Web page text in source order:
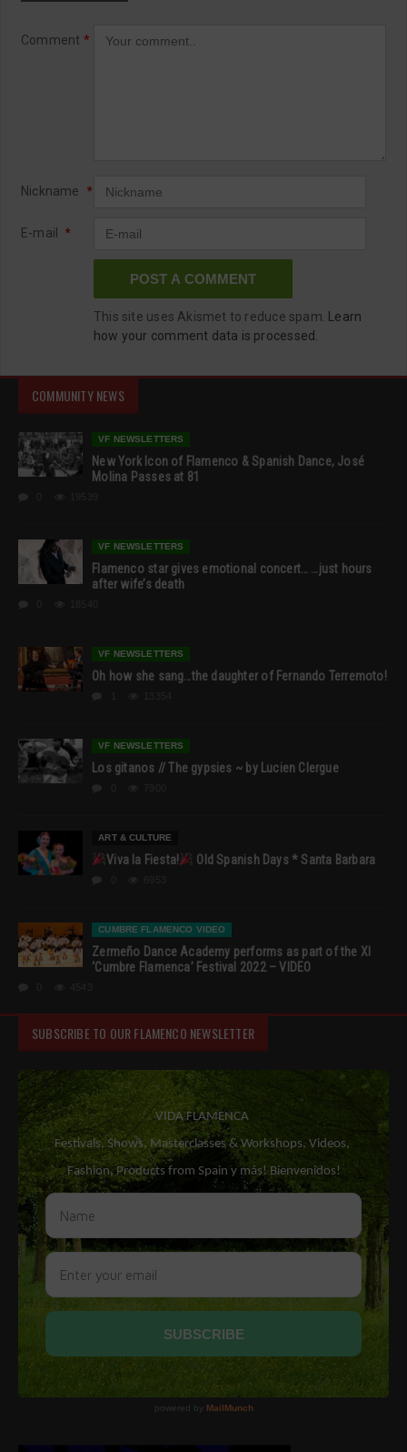
Comment *
Nickname *
E-mail *
This site uses Akismet to reduce spam.
Learn
how your comment data is processed.
COMMUNITY NEWS
VF NEWSLETTERS
New York Icon of Flamenco & Spanish Dance, José
Molina Passes at 81
VF NEWSLETTERS
Flamenco star gives emotional concert… …just hours
after wife’s death
VF NEWSLETTERS
Oh how she sang…the daughter of Fernando Terremoto!
VF NEWSLETTERS
Los gitanos // The gypsies ~ by Lucien Clergue
ART & CULTURE
Viva la Fiesta! Old Spanish Days * Santa Barbara
CUMBRE FLAMENCO VIDEO
Zermeño Dance Academy performs as part of the XI
‘Cumbre Flamenca’ Festival 2022 – VIDEO
SUBSCRIBE TO OUR FLAMENCO NEWSLETTER